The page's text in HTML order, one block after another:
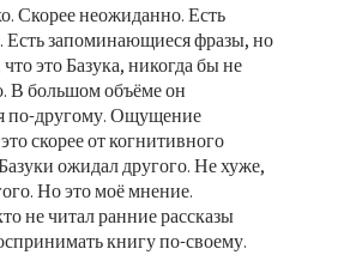
Скорее неожиданно. Есть
запоминающиеся фразы, но
это Базука, никогда бы не
В большом объёме он
по-другому. Ощущение
скорее от когнитивного
ожидал другого. Не хуже,
Но это моё мнение.
не читал ранние рассказы
книгу по-своему.